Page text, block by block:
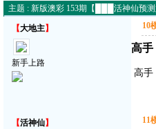
主题 : 新版澳彩 153期【███活神仙预
【大地主】
新手上路
10
高手
高手
【活神仙】 11